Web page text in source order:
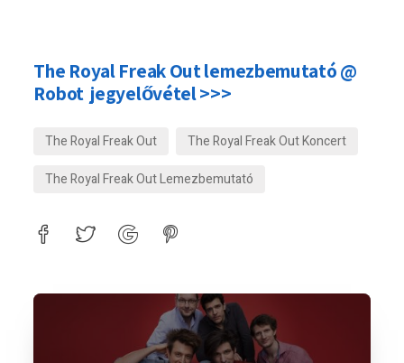
The Royal Freak Out lemezbemutató @
Robot jegyelővétel >>>
The Royal Freak Out
The Royal Freak Out Koncert
The Royal Freak Out Lemezbemutató